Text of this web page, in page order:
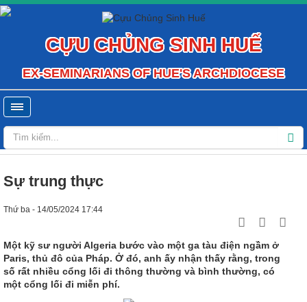
CỰU CHỦNG SINH HUẾ
EX-SEMINARIANS OF HUE'S ARCHDIOCESE
Sự trung thực
Thứ ba - 14/05/2024 17:44
Một kỹ sư người Algeria bước vào một ga tàu điện ngầm ở
Paris, thủ đô của Pháp. Ở đó, anh ấy nhận thấy rằng, trong
số rất nhiều cổng lối đi thông thường và bình thường, có
một cổng lối đi miễn phí.